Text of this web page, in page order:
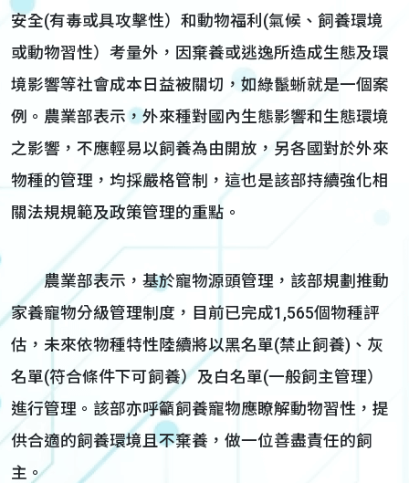
安全(有毒或具攻擊性）和動物福利(氣候、飼養環境
或動物習性）考量外，因棄養或逃逸所造成生態及環
境影響等社會成本日益被關切，如綠鬣蜥就是一個案
例。農業部表示，外來種對國內生態影響和生態環境
之影響，不應輕易以飼養為由開放，另各國對於外來
物種的管理，均採嚴格管制，這也是該部持續強化相
關法規規範及政策管理的重點。
農業部表示，基於寵物源頭管理，該部規劃推動
家養寵物分級管理制度，目前已完成1,565個物種評
估，未來依物種特性陸續將以黑名單(禁止飼養)、灰
名單(符合條件下可飼養）及白名單(一般飼主管理）
進行管理。該部亦呼籲飼養寵物應瞭解動物習性，提
供合適的飼養環境且不棄養，做一位善盡責任的飼
主。